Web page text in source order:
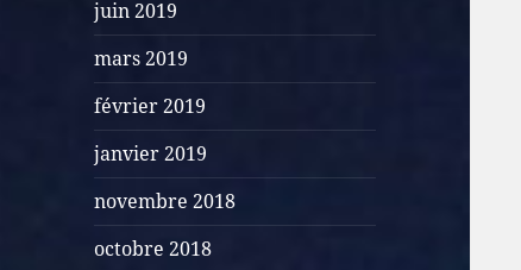
juin 2019
mars 2019
février 2019
janvier 2019
novembre 2018
octobre 2018